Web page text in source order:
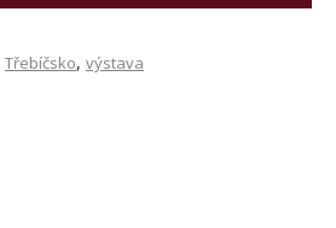
Třebíčsko, výstava